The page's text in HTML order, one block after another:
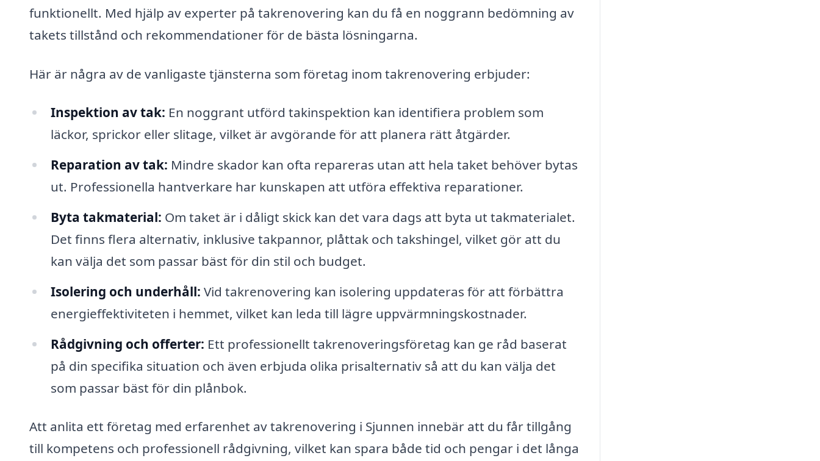
funktionellt. Med hjälp av experter på takrenovering kan du få en noggrann bedömning av
takets tillstånd och rekommendationer för de bästa lösningarna.
Här är några av de vanligaste tjänsterna som företag inom takrenovering erbjuder:
Inspektion av tak: En noggrant utförd takinspektion kan identifiera problem som
läckor, sprickor eller slitage, vilket är avgörande för att planera rätt åtgärder.
Reparation av tak: Mindre skador kan ofta repareras utan att hela taket behöver bytas
ut. Professionella hantverkare har kunskapen att utföra effektiva reparationer.
Byta takmaterial: Om taket är i dåligt skick kan det vara dags att byta ut takmaterialet.
Det finns flera alternativ, inklusive takpannor, plåttak och takshingel, vilket gör att du
kan välja det som passar bäst för din stil och budget.
Isolering och underhåll: Vid takrenovering kan isolering uppdateras för att förbättra
energieffektiviteten i hemmet, vilket kan leda till lägre uppvärmningskostnader.
Rådgivning och offerter: Ett professionellt takrenoveringsföretag kan ge råd baserat
på din specifika situation och även erbjuda olika prisalternativ så att du kan välja det
som passar bäst för din plånbok.
Att anlita ett företag med erfarenhet av takrenovering i Sjunnen innebär att du får tillgång
till kompetens och professionell rådgivning, vilket kan spara både tid och pengar i det långa